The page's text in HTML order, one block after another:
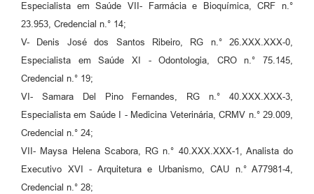
Especialista em Saúde VII- Farmácia e Bioquímica, CRF n.°
23.953, Credencial n.° 14;
V- Denis José dos Santos Ribeiro, RG n.° 26.XXX.XXX-0,
Especialista em Saúde XI - Odontologia, CRO n.° 75.145,
Credencial n.° 19;
VI- Samara Del Pino Fernandes, RG n.° 40.XXX.XXX-3,
Especialista em Saúde I - Medicina Veterinária, CRMV n.° 29.009,
Credencial n.° 24;
VII- Maysa Helena Scabora, RG n.° 40.XXX.XXX-1, Analista do
Executivo XVI - Arquitetura e Urbanismo, CAU n.° A77981-4,
Credencial n.° 28;